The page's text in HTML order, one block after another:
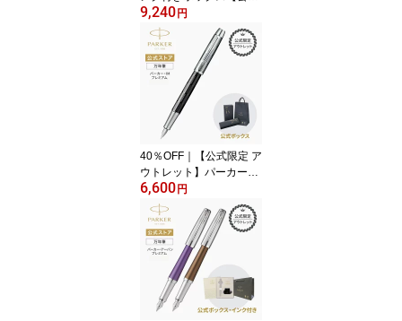
限定 アウトレット】パー
カー・アーバンプレミア
ム 万年筆 F（細字）シル
バーブルーパールCT｜ギ
フトラッピング 高級筆記
具ブランド プレゼント
就職祝い 記念品 誕生日
社会人 入学 卒業 成人
9,240 円
40％OFF｜【公式限定 ア
ウトレット】パーカー・I
Mプレミアム 万年筆 カス
タムチーゼルCT F（細
字）｜ギフトラッピング
高級筆記具 おすすめ ブ
ランド プレゼント 就職
祝い 記念品 社会人 誕生
日 入学 卒業 成人
6,600 円